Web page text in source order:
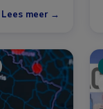
Lees meer →